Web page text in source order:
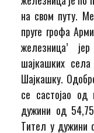
на свом путу.
пруге грофа
железница’
шајкашких
Шајкашку.
се састојао
дужини од
Тител у дужини